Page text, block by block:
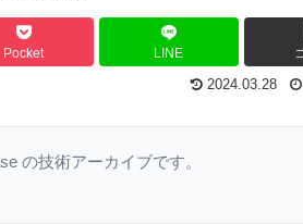
Pocket LINE
2024.03.28
の技術アーカイブです。